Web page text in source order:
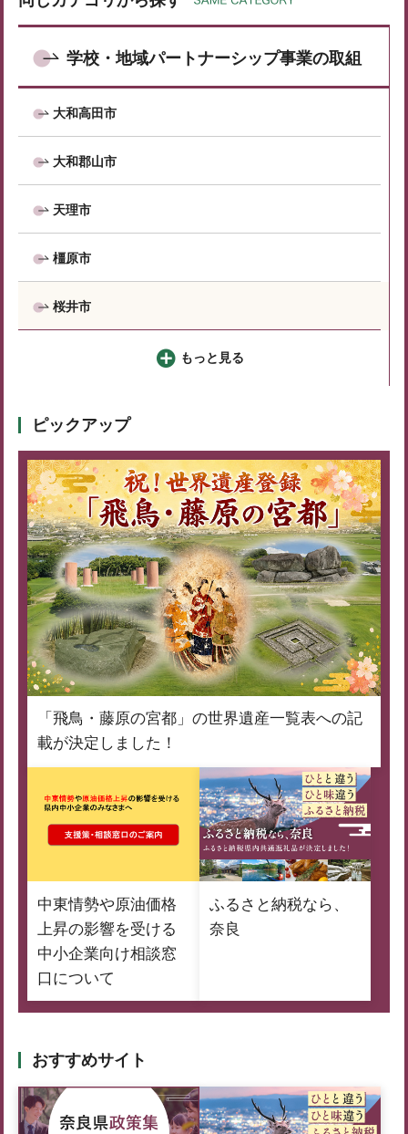
学校・地域パートナーシップ事業の取組
大和高田市
大和郡山市
天理市
橿原市
桜井市
もっと見る
ピックアップ
「飛鳥・藤原の宮都」の世界遺産一覧表への記
載が決定しました！
中東情勢や原油価格
上昇の影響を受ける
中小企業向け相談窓
口について
ふるさと納税なら、
奈良
おすすめサイト